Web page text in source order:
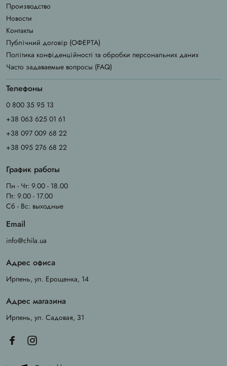
Производство
Новости
Контакты
Публічний договір (ОФЕРТА)
Політика конфіденційності та обробки персональних даних
Часто задаваемые вопросы (FAQ)
Телефоны
0 800 35 95 13
+38 063 625 01 61
+38 097 009 68 22
+38 095 276 68 22
График работы
Пн - Чт: 9.00 - 18.00
Пт: 9.00 - 17.00
Сб - Вс: выходные
Email
info@chila.ua
Адрес офиса
Ирпень, ул. Ерощенка, 14
Адрес магазина
Ирпень, ул. Садовая, 31